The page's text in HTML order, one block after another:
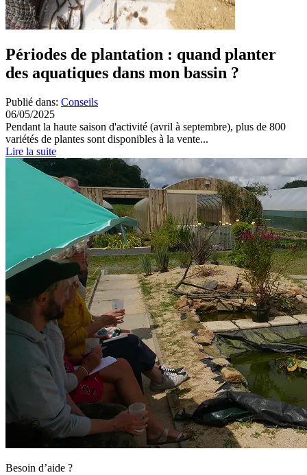
Périodes de plantation : quand planter
des aquatiques dans mon bassin ?
Publié dans: Conseils
06/05/2025
Pendant la haute saison d'activité (avril à septembre), plus de 800
variétés de plantes sont disponibles à la vente...
Lire la suite
Besoin d’aide ?